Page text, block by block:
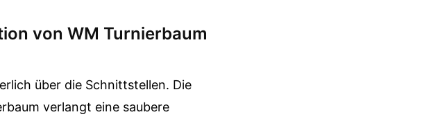
von WM Turnierbaum
über die Schnittstellen. Die
verlangt eine saubere